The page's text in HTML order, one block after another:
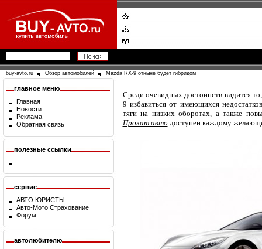
buy-avto.ru Обзор автомобилей Mazda RX-9 отныне будет гибридом
главное меню
Главная
Новости
Реклама
Обратная связь
полезные ссылки
сервис
АВТО ЮРИСТЫ
Авто-Мото Страхование
Форум
автолюбителю
Среди очевидных достоинств видится
9 избавиться от имеющихся
тяги на низких оборотах, а также
Прокат авто доступен каждому